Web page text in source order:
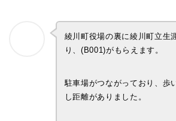
綾川町役場の裏に綾川町立生
り、(B001)がもらえます。
駐車場がつながっており、歩
し距離がありました。